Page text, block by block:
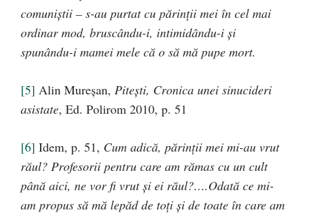
comuniştii – s-au purtat cu părinţii mei în cel mai
ordinar mod, bruscându-i, intimidându-i şi
spunându-i mamei mele că o să mă pupe mort.
[5] Alin Mureşan, Piteşti, Cronica unei sinucideri
asistate, Ed. Polirom 2010, p. 51
[6] Idem, p. 51, Cum adică, părinţii mei mi-au vrut
răul? Profesorii pentru care am rămas cu un cult
până aici, ne vor fi vrut şi ei răul?….Odată ce mi-
am propus să mă lepăd de toţi şi de toate în care am